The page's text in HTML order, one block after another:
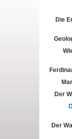
Die
Der
Der